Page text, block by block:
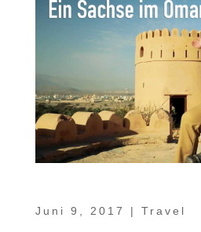
Juni 9, 2017 | Travel